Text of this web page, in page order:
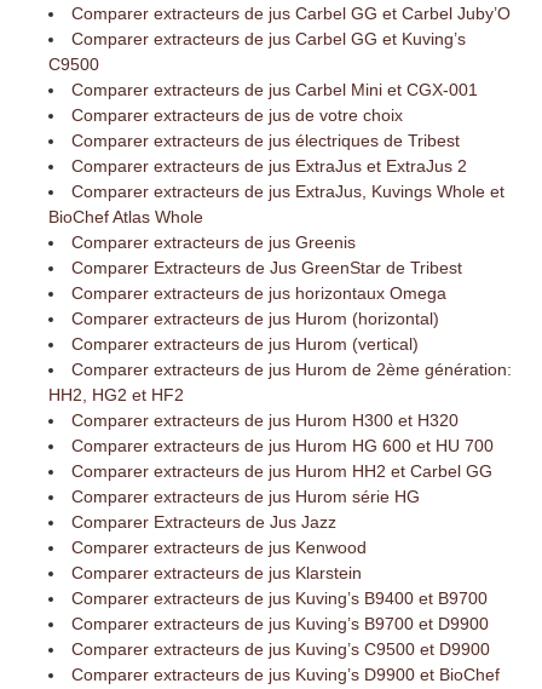
Comparer extracteurs de jus Carbel GG et Carbel Juby’O
Comparer extracteurs de jus Carbel GG et Kuving’s
C9500
Comparer extracteurs de jus Carbel Mini et CGX-001
Comparer extracteurs de jus de votre choix
Comparer extracteurs de jus électriques de Tribest
Comparer extracteurs de jus ExtraJus et ExtraJus 2
Comparer extracteurs de jus ExtraJus, Kuvings Whole et
BioChef Atlas Whole
Comparer extracteurs de jus Greenis
Comparer Extracteurs de Jus GreenStar de Tribest
Comparer extracteurs de jus horizontaux Omega
Comparer extracteurs de jus Hurom (horizontal)
Comparer extracteurs de jus Hurom (vertical)
Comparer extracteurs de jus Hurom de 2ème génération:
HH2, HG2 et HF2
Comparer extracteurs de jus Hurom H300 et H320
Comparer extracteurs de jus Hurom HG 600 et HU 700
Comparer extracteurs de jus Hurom HH2 et Carbel GG
Comparer extracteurs de jus Hurom série HG
Comparer Extracteurs de Jus Jazz
Comparer extracteurs de jus Kenwood
Comparer extracteurs de jus Klarstein
Comparer extracteurs de jus Kuving’s B9400 et B9700
Comparer extracteurs de jus Kuving’s B9700 et D9900
Comparer extracteurs de jus Kuving’s C9500 et D9900
Comparer extracteurs de jus Kuving’s D9900 et BioChef